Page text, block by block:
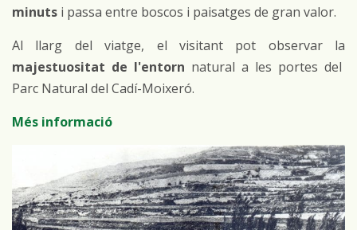
minuts i passa entre boscos i paisatges de gran valor.
Al llarg del viatge, el visitant pot observar la
majestuositat de l'entorn natural a les portes del
Parc Natural del Cadí-Moixeró.
Més informació